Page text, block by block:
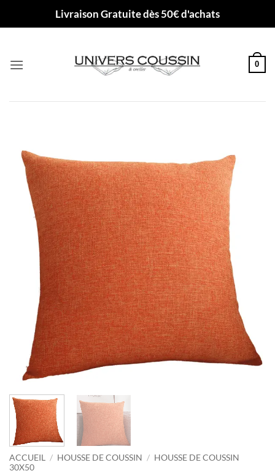
Livraison Gratuite dès 50€ d'achats
0
ACCUEIL / HOUSSE DE COUSSIN / HOUSSE DE COUSSIN
30X50